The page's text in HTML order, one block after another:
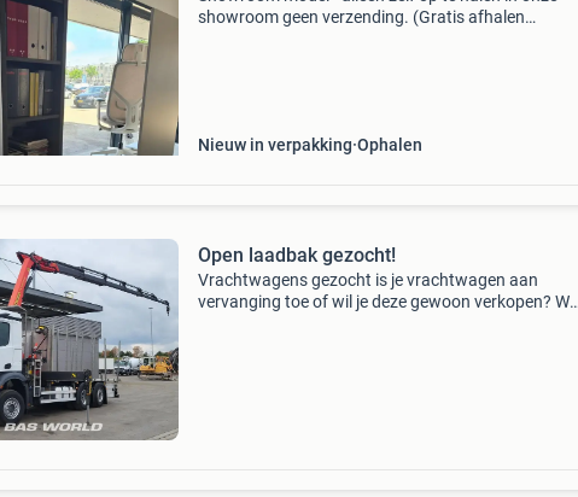
showroom geen verzending. (Gratis afhalen
Nieuw in verpakking Ophalen
Open laadbak gezocht!
Vrachtwagens gezocht is je vrachtwagen aan
vervanging toe of wil je deze gewoon verkopen? Wij